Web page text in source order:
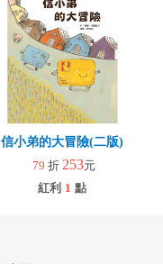
信小弟的大冒險(二版)
79 折 253元
紅利 1 點